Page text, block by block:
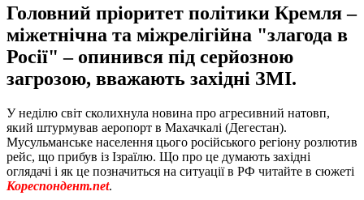
Головний пріоритет політики Кремля –
міжетнічна та міжрелігійна "злагода в
Росії" – опинився під серйозною
загрозою, вважають західні ЗМІ.
У неділю світ сколихнула новина про агресивний натовп,
який штурмував аеропорт в Махачкалі (Дегестан).
Мусульманське населення цього російського регіону розлютив
рейс, що прибув із Ізраїлю. Що про це думають західні
оглядачі і як це позначиться на ситуації в РФ читайте в сюжеті
Кореспондент.net.